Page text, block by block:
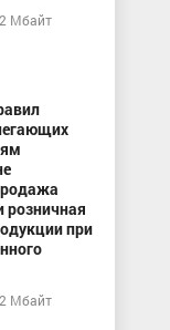
2 Мбайт
розничная
при
2 Мбайт